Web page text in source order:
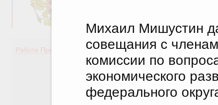
Михаил Мишустин
совещания с
комиссии по
экономического
федерального
Работа Правительства
Демография
Здоровье
Культура
Общество
Государство